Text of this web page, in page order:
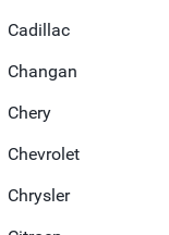
Cadillac
Changan
Chery
Chevrolet
Chrysler